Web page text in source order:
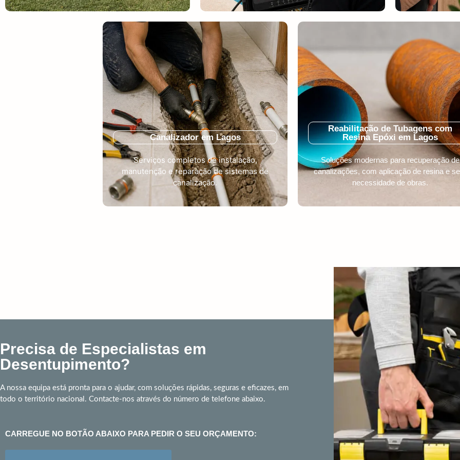
Canalizador em Lagos
Serviços completos de instalação,
manutenção e reparação de sistemas de
canalização.
Reabilitação de Tubagens com
Resina Epóxi em Lagos
Soluções modernas para recuperação de
canalizações, com aplicação de resina e
necessidade de obras.
Precisa de Especialistas em
Desentupimento?
A nossa equipa está pronta para o ajudar, com soluções rápidas, seguras e eficazes, em
todo o território nacional. Contacte-nos através do número de telefone abaixo.
CARREGUE NO BOTÃO ABAIXO PARA PEDIR O SEU ORÇAMENTO: